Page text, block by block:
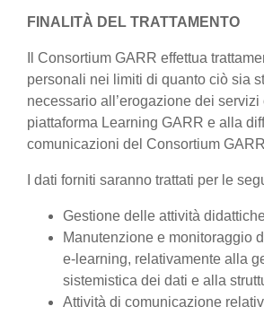
FINALITÀ DEL TRATTAMENTO
Il Consortium GARR effettua
personali nei limiti di quanto ciò sia
necessario all’erogazione dei servizi
piattaforma Learning GARR e alla
comunicazioni del Consortium
I dati forniti saranno trattati per le
Gestione delle attività
Manutenzione e monitoraggio
e-learning, relativamente alla
sistemistica dei dati e alla
Attività di comunicazione